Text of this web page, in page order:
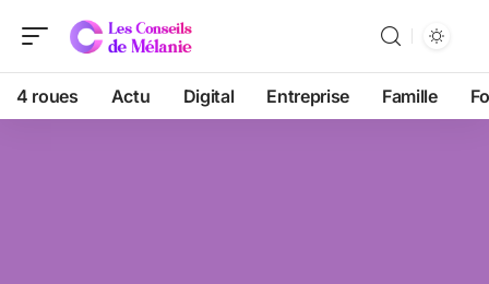
4 roues Actu Digital Entreprise Famille